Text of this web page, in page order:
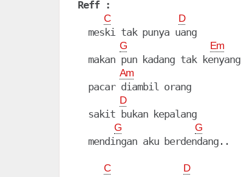
Reff :
C D
  meski tak punya uang
G Em
  makan pun kadang tak kenyang
Am
  pacar diambil orang
D
  sakit bukan kepalang
G G
  mendingan aku berdendang..
C D